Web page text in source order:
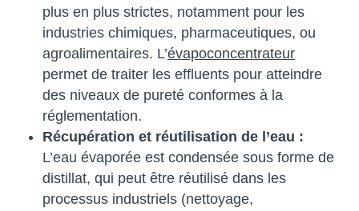
plus en plus strictes, notamment pour les
industries chimiques, pharmaceutiques, ou
agroalimentaires. L’évapoconcentrateur
permet de traiter les effluents pour atteindre
des niveaux de pureté conformes à la
réglementation.
Récupération et réutilisation de l’eau :
L’eau évaporée est condensée sous forme de
distillat, qui peut être réutilisé dans les
processus industriels (nettoyage,